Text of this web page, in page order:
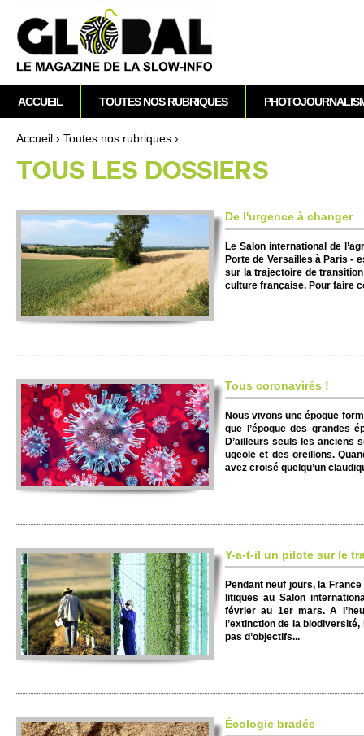
Vous êtes ici
Accueil › To­utes nos rubriques ›
TOUS LES DOSSI­ERS
De l'urgence à changer
Le Salon inte­rnati­onal de
Porte de Ve­rsai­lles à Paris -
sur la trajecto­ire de
culture française. Pour faire
Tous coronavirés !
Nous vi­vons une époque
que l’époque des grandes
D’ai­lleurs seuls les anci­ens
ugeole et des ore­i­llons.
avez croisé que­lqu’un
Y-a-t-il un pi­lote sur le
Pendant neuf jours, la
litiques au Salon
février au 1er mars. A
l’extinction de la
pas d’ob­jectifs...
Éco­logie bradée
M
e
n
p
r
i
n
c
p
a
l
ACCUEIL TOUTES NOS RUBRIQUES